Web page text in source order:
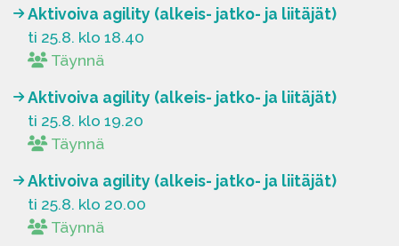
Aktivoiva agility (alkeis- jatko- ja liitäjät)
ti 25.8. klo 18.40
Täynnä
Aktivoiva agility (alkeis- jatko- ja liitäjät)
ti 25.8. klo 19.20
Täynnä
Aktivoiva agility (alkeis- jatko- ja liitäjät)
ti 25.8. klo 20.00
Täynnä